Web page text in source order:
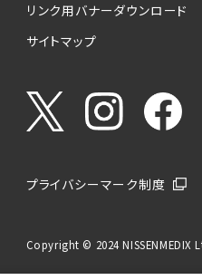
リンク用バナーダウンロード
サイトマップ
プライバシーマーク制度
Copyright © 2024 NISSENMEDIX